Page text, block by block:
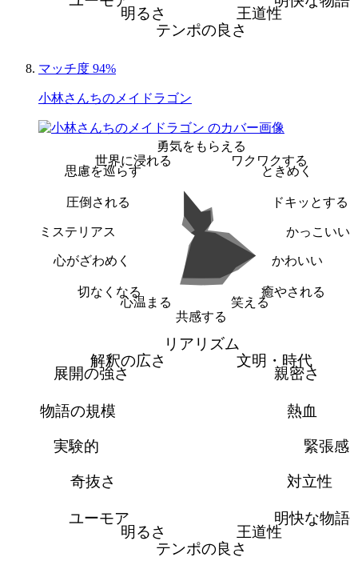
王道性
テンポの良さ
明るさ
マッチ度 94%
小林さんちのメイドラゴン
勇気をもらえる
ワクワクする
ときめく
ドキッとする
かっこいい
かわいい
癒やされる
笑える
共感する
心温まる
切なくなる
心がざわめく
ミステリアス
圧倒される
思慮を巡らす
世界に浸れる
リアリズム
文明・時代
親密さ
熱血
緊張感
対立性
明快な物語
王道性
テンポの良さ
明るさ
ユーモア
奇抜さ
実験的
物語の規模
展開の強さ
解釈の広さ